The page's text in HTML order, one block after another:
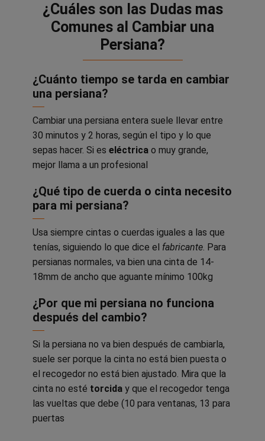
¿Cuáles son las Dudas mas
Comunes al Cambiar una
Persiana?
¿Cuánto tiempo se tarda en cambiar
una persiana?
Cambiar una persiana entera suele llevar entre
30 minutos y 2 horas, según el tipo y lo que
sepas hacer. Si es eléctrica o muy grande,
mejor llama a un profesional
¿Qué tipo de cuerda o cinta necesito
para mi persiana?
Usa siempre cintas o cuerdas iguales a las que
tenías, siguiendo lo que dice el fabricante. Para
persianas normales, va bien una cinta de 14-
18mm de ancho que aguante mínimo 100kg
¿Por que mi persiana no funciona
después del cambio?
Si la persiana no va bien después de cambiarla,
suele ser porque la cinta no está bien puesta o
el recogedor no está bien ajustado. Mira que la
cinta no esté torcida y que el recogedor tenga
las vueltas que debe (10 para ventanas, 13 para
puertas